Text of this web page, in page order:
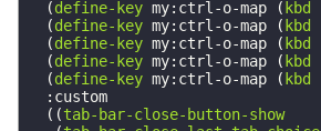
(define-key my:ctrl-o-map ( kbd
(define-key my:ctrl-o-map ( kbd
(define-key my:ctrl-o-map ( kbd
(define-key my:ctrl-o-map ( kbd
(define-key my:ctrl-o-map ( kbd
:custom
((tab-bar-close-button-show